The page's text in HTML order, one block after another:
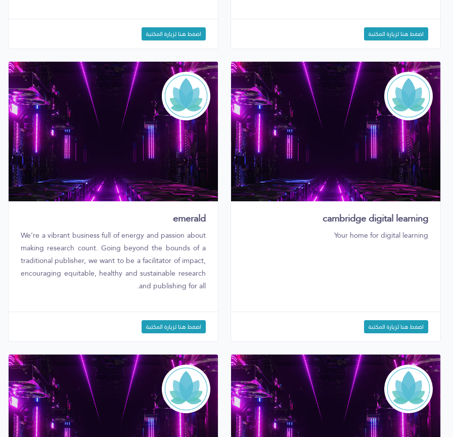
اضغط هنا لزيارة المكتبة اضغط هنا لزيارة المكتبة
cambridge digital learning
Your home for digital learning
اضغط هنا لزيارة المكتبة
emerald
We’re a vibrant business full of energy and passion about
making research count. Going beyond the bounds of a
traditional publisher, we want to be a facilitator of impact,
encouraging equitable, healthy and sustainable research
and publishing for all.
اضغط هنا لزيارة المكتبة